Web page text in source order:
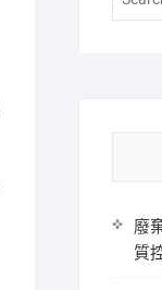
廢
質